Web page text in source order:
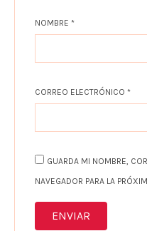
NOMBRE*
CORREO ELECTRÓNICO*
GUARDA MI NOMBRE,
NAVEGADOR PARA LA